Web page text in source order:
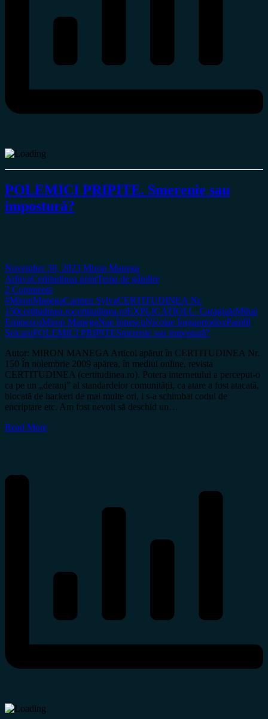
POLEMICI PRIPITE. Smerenie sau
impostură?
November 30, 2023 Miron Manega
ArhivaCertitudinea printTema de gândire
2 Comments
#MironManegaCarmen SylvaCERTITUDINEA Nr.
150certitudinea.rocertitudinea.roEXPLICATIOI.L. CaragialeMihai
EminescuMiron ManegaNae IonescuNicolae IorgaortodoxPamfil
ŞeicaruPOLEMICI PRIPITESmerenie sau impostură?
Autor: MIRON MANEGA Articol apărut în CERTITUDINEA Nr.
150 În noiembrie 2009 apărea, în mediul online, revista
CERTITUDINEA (certitudinea.ro). Potera internetului a perceput-o
ca pe un „deranj” al standardelor comunității, ca atare a fost atacată,
blocată de hackeri de mai multe ori, i s-a schimbat codul de
encriptare etc. Am fost nevoit să deschid un…
Read More